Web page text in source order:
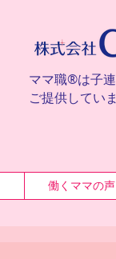
ママ職®は子
ご提供していま
働くママの声